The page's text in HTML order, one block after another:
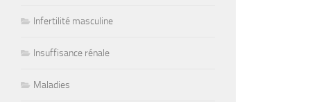
Infertilité masculine
Insuffisance rénale
Maladies